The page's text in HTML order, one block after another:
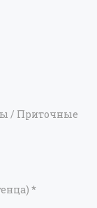
/ Приточные
*